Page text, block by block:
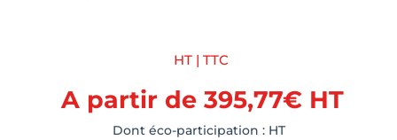
HT | TTC
A partir de 395,77€HT
Dont éco-participation : HT